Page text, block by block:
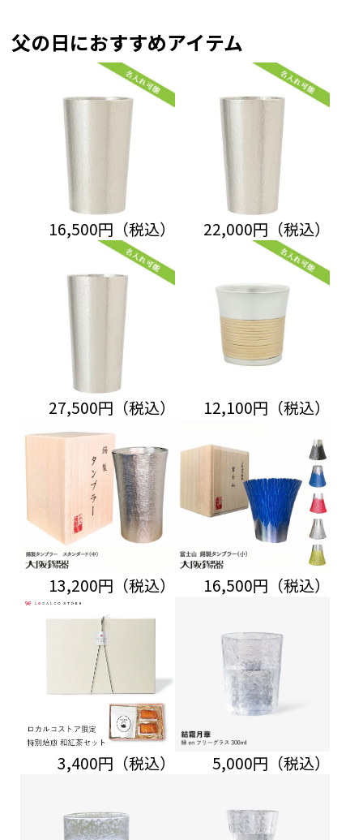
父の日におすすめアイテム
16,500円（税込） 22,000円（税込）
27,500円（税込） 12,100円（税込）
13,200円（税込） 16,500円（税込）
3,400円（税込） 5,000円（税込）